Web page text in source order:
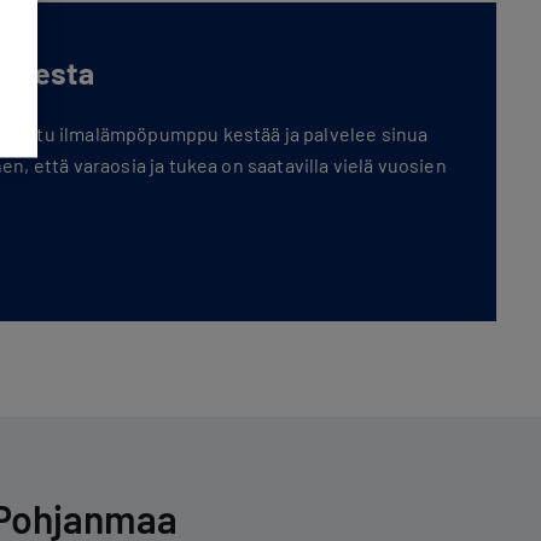
ilmalämpöpumppu kestää ja palvelee sinua
että varaosia ja tukea on saatavilla vielä vuosien